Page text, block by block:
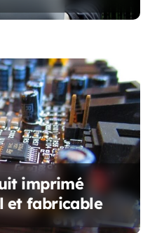
imprimé
et fabricable